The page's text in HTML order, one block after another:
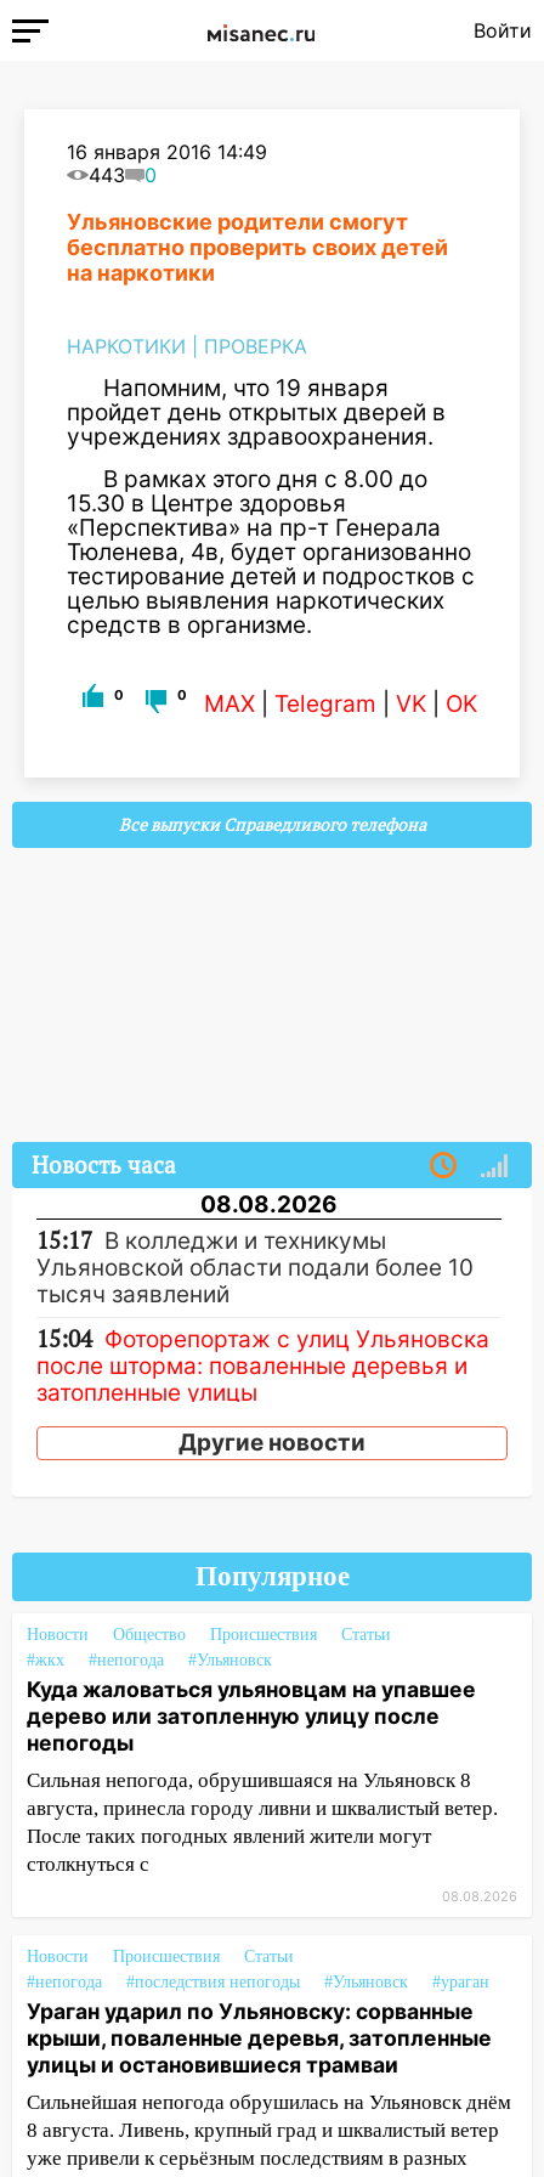
Войти
16 января 2016 14:49
443
0
Ульяновские родители смогут
бесплатно проверить своих детей
на наркотики
НАРКОТИКИ ПРОВЕРКА
Напомним, что 19 января
пройдет день открытых дверей в
учреждениях здравоохранения.
В рамках этого дня с 8.00 до
15.30 в Центре здоровья
«Перспектива» на пр-т Генерала
Тюленева, 4в, будет организованно
тестирование детей и подростков с
целью выявления наркотических
средств в организме.
0 0 MAX Telegram VK OK
Все выпуски Справедливого телефона
Новость часа
08.08.2026
15:17 В колледжи и техникумы
Ульяновской области подали более 10
тысяч заявлений
15:04 Фоторепортаж с улиц Ульяновска
после шторма: поваленные деревья и
затопленные улицы
14:28
Ураган вырвал остановку на улице
Деева в Заволжье
дождавшись коммунальщиков
14:16 Шторм продолжает ломать город:
на улице Любови Шевцовой рухнул
светофор
14:14 Студента из Ульяновска обманули
мошенники под видом преподавателя
14:12 Куда жаловаться ульяновцам на
упавшее дерево или затопленную улицу
после непогоды
13:59 В Новом городе ураганным
13:54
В мэрии Ульяновска рассказали,
как устраняют последствия мощного
шторма
13:49 Стихия продолжает крушить
Ульяновск: дерево рухнуло на дом на
Орджоникидзе
Другие новости
Популярное
Новости Общество Происшествия
Статьи
#жкх
#непогода #Ульяновск
Куда жаловаться ульяновцам на упавшее
дерево или затопленную улицу после
непогоды
Сильная непогода, обрушившаяся на Ульяновск 8
августа, принесла городу ливни и шквалистый ветер.
После таких погодных явлений жители могут
столкнуться с
08.08.2026
Новости Происшествия
Статьи
#непогода
#последствия непогоды #Ульяновск #ураган
Ураган ударил по Ульяновску: сорванные
крыши, поваленные деревья, затопленные
улицы и остановившиеся трамваи
Сильнейшая непогода обрушилась на Ульяновск днём
8 августа. Ливень, крупный град и шквалистый ветер
уже привели к серьёзным последствиям в разных